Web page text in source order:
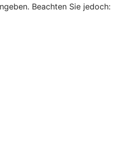
Beachten Sie jedoch: